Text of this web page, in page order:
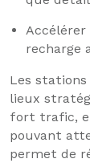
recharge
Les
lieux
fort trafic,
pouvant
permet de